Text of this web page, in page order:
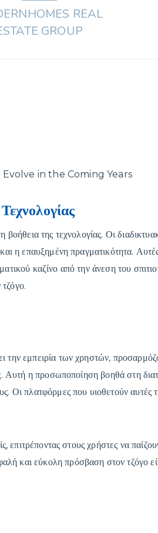
REAL
GROUP
in the Coming Years
της τεχνολογίας. Οι
η επαυξημένη πραγματικότητα.
καζίνο από την άνεση του
την εμπειρία των χρηστών,
Αυτή η προσωποποίηση βοηθά στη
πλατφόρμες που υιοθετούν αυτές
επιτρέποντας στους χρήστες να
και εύκολη πρόσβαση στον τζόγο